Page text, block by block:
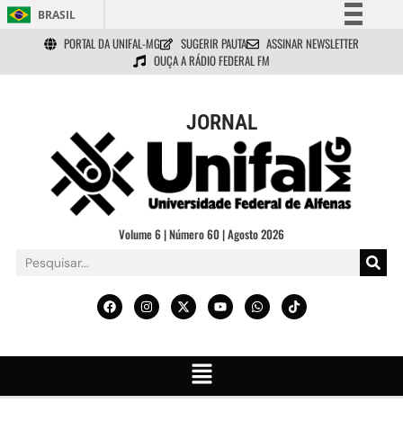
BRASIL
Simplifique!
Comunica BR
Acesso à informação
Legislação
Canais
PORTAL DA UNIFAL-MG SUGERIR PAUTA
ASSINAR NEWSLETTER
OUÇA A RÁDIO FEDERAL FM
JORNAL
Volume 6 | Número 60 | Agosto 2026